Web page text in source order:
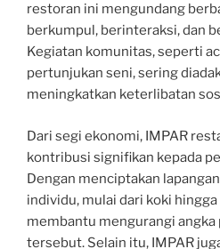
restoran ini mengundang
berkumpul, berinteraksi, dan
Kegiatan komunitas, seperti
pertunjukan seni, sering
meningkatkan keterlibatan
Dari segi ekonomi, IMPAR
kontribusi signifikan kepada
Dengan menciptakan
individu, mulai dari koki
membantu mengurangi angka
tersebut. Selain itu, IMPAR